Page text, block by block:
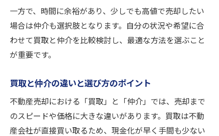
一方で、時間に余裕があり、少しでも高値で売却したい
場合は仲介も選択肢となります。自分の状況や希望に合
わせて買取と仲介を比較検討し、最適な方法を選ぶこと
が重要です。
買取と仲介の違いと選び方のポイント
不動産売却における「買取」と「仲介」では、売却まで
のスピードや価格に大きな違いがあります。買取は不動
産会社が直接買い取るため、現金化が早く手間も少ない